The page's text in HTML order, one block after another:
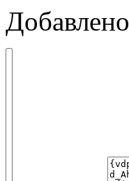
Добавлено